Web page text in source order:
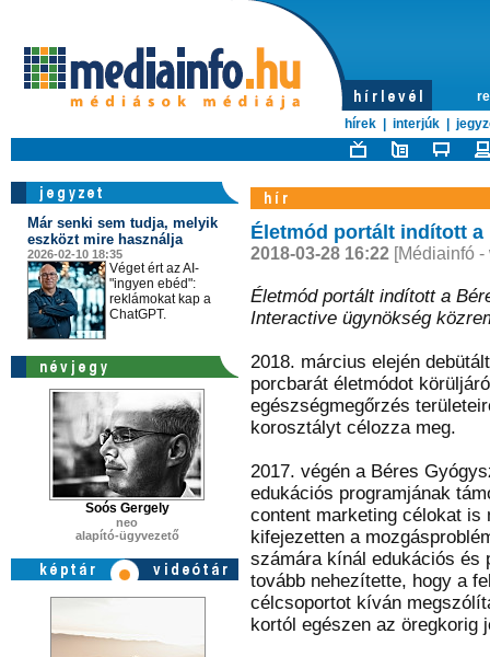
hírek
interjúk
Már senki sem tudja, melyik
eszközt mire használja
2026-02-10 18:35
Véget ért az AI-
"ingyen ebéd":
reklámokat kap a
ChatGPT.
Soós Gergely
neo
alapító-ügyvezető
Életmód portált indított a
2018-03-28 16:22[Médiainfó -
Életmód portált indított a
Interactive ügynökség
2018. március elején
porcbarát életmódot
egészségmegőrzés
korosztályt célozza meg.
2017. végén a Béres
edukációs programjának
content marketing célokat
kifejezetten a
számára kínál edukációs és
tovább nehezítette, hogy a
célcsoportot kíván
kortól egészen az öregkorig